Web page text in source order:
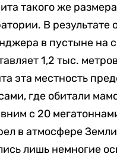
такого же
В
в пустыне на
1,2 тыс.
эта местность
где обитали
с 20
в атмосфере
лишь немногие